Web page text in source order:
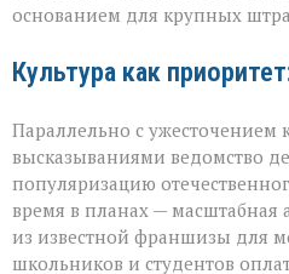
основанием для крупных
Культура как
Параллельно с ужесточением
высказываниями ведомство
популяризацию
время в планах — масштабная
из известной франшизы для
школьников и студентов